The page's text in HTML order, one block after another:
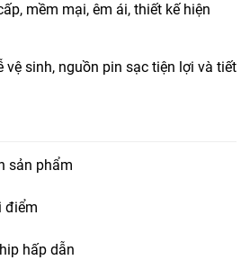
mềm mại, êm ái, thiết kế hiện
vệ sinh, nguồn pin sạc tiện lợi và tiết
sản phẩm
điểm
hấp dẫn